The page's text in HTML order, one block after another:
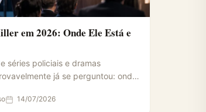
em 2026: Onde Ele Está e
séries policiais e dramas
já se perguntou: onde
14/07/2026